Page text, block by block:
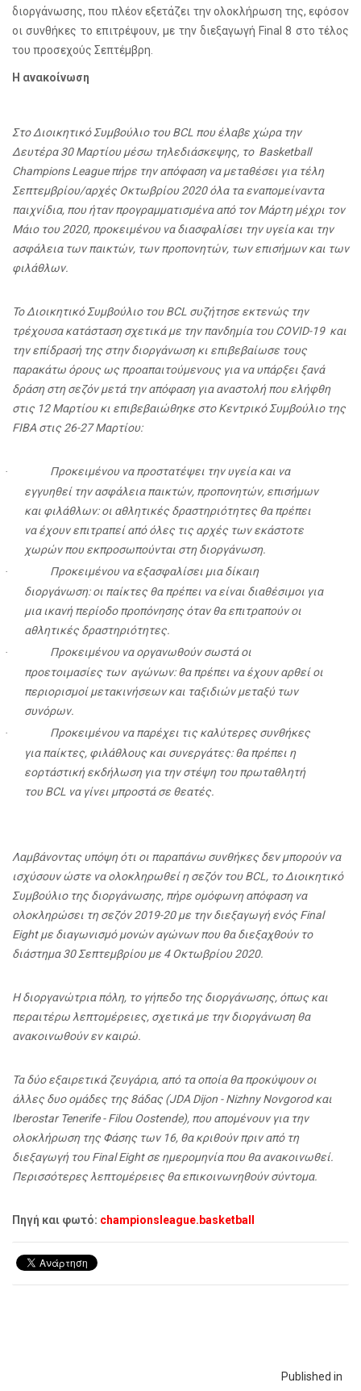
Published in
διοργάνωσης, που πλέον εξετάζει την ολοκλήρωση της, εφόσον
οι συνθήκες το επιτρέψουν, με την διεξαγωγή Final 8 στο τέλος
του προσεχούς Σεπτέμβρη.
Η ανακοίνωση
Στο Διοικητικό Συμβούλιο του BCL που έλαβε χώρα την
Δευτέρα 30 Μαρτίου μέσω τηλεδιάσκεψης, το Basketball
Champions League πήρε την απόφαση να μεταθέσει για τέλη
Σεπτεμβρίου/αρχές Οκτωβρίου 2020 όλα τα εναπομείναντα
παιχνίδια, που ήταν προγραμματισμένα από τον Μάρτη μέχρι τον
Μάιο του 2020, προκειμένου να διασφαλίσει την υγεία και την
ασφάλεια των παικτών, των προπονητών, των επισήμων και των
φιλάθλων.
Το Διοικητικό Συμβούλιο του BCL συζήτησε εκτενώς την
τρέχουσα κατάσταση σχετικά με την πανδημία του COVID-19 και
την επίδρασή της στην διοργάνωση κι επιβεβαίωσε τους
παρακάτω όρους ως προαπαιτούμενους για να υπάρξει ξανά
δράση στη σεζόν μετά την απόφαση για αναστολή που ελήφθη
στις 12 Μαρτίου κι επιβεβαιώθηκε στο Κεντρικό Συμβούλιο της
FIBA στις 26-27 Μαρτίου:
·
Προκειμένου να προστατέψει την υγεία και να
εγγυηθεί την ασφάλεια παικτών, προπονητών, επισήμων
και φιλάθλων: οι αθλητικές δραστηριότητες θα πρέπει
να έχουν επιτραπεί από όλες τις αρχές των εκάστοτε
χωρών που εκπροσωπούνται στη διοργάνωση.
·
Προκειμένου να εξασφαλίσει μια δίκαιη
διοργάνωση: οι παίκτες θα πρέπει να είναι διαθέσιμοι για
μια ικανή περίοδο προπόνησης όταν θα επιτραπούν οι
αθλητικές δραστηριότητες.
·
Προκειμένου να οργανωθούν σωστά οι
προετοιμασίες των αγώνων: θα πρέπει να έχουν αρθεί οι
περιορισμοί μετακινήσεων και ταξιδιών μεταξύ των
συνόρων.
·
Προκειμένου να παρέχει τις καλύτερες συνθήκες
για παίκτες, φιλάθλους και συνεργάτες: θα πρέπει η
εορτάστική εκδήλωση για την στέψη του πρωταθλητή
του BCL να γίνει μπροστά σε θεατές.
Λαμβάνοντας υπόψη ότι οι παραπάνω συνθήκες δεν μπορούν να
ισχύσουν ώστε να ολοκληρωθεί η σεζόν του BCL, το Διοικητικό
Συμβούλιο της διοργάνωσης, πήρε ομόφωνη απόφαση να
ολοκληρώσει τη σεζόν 2019-20 με την διεξαγωγή ενός Final
Eight με διαγωνισμό μονών αγώνων που θα διεξαχθούν το
διάστημα 30 Σεπτεμβρίου με 4 Οκτωβρίου 2020.
Η διοργανώτρια πόλη, το γήπεδο της διοργάνωσης, όπως και
περαιτέρω λεπτομέρειες, σχετικά με την διοργάνωση θα
ανακοινωθούν εν καιρώ.
Τα δύο εξαιρετικά ζευγάρια, από τα οποία θα προκύψουν οι
άλλες δυο ομάδες της 8άδας (JDA Dijon - Nizhny Novgorod και
Iberostar Tenerife - Filou Oostende), που απομένουν για την
ολοκλήρωση της Φάσης των 16, θα κριθούν πριν από τη
διεξαγωγή του Final Eight σε ημερομηνία που θα ανακοινωθεί.
Περισσότερες λεπτομέρειες θαεπικοινωνηθούνσύντομα.
Πηγή και φωτό: championsleague.basketball